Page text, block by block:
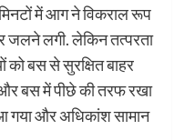
में आग ने विकराल रूप
जलने लगी. लेकिन तत्परता
को बस से सुरक्षित बाहर
बस में पीछे की तरफ रखा
गया और अधिकांश सामान